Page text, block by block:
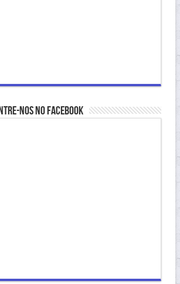
nos no Facebook